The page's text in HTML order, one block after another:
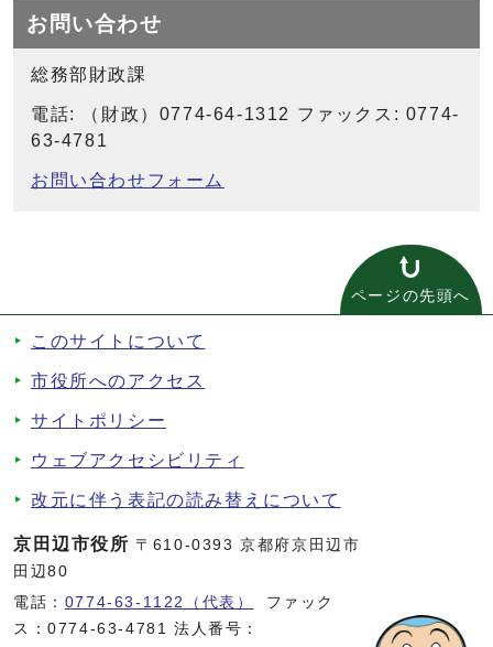
お問い合わせ
総務部財政課
電話: （財政）0774-64-1312 ファックス: 0774-
63-4781
お問い合わせフォーム
ページの先頭へ
このサイトについて
市役所へのアクセス
サイトポリシー
ウェブアクセシビリティ
改元に伴う表記の読み替えについて
京田辺市役所 〒610-0393 京都府京田辺市
田辺80
電話： 0774-63-1122（代表）
ファック
ス：0774-63-4781 法人番号：